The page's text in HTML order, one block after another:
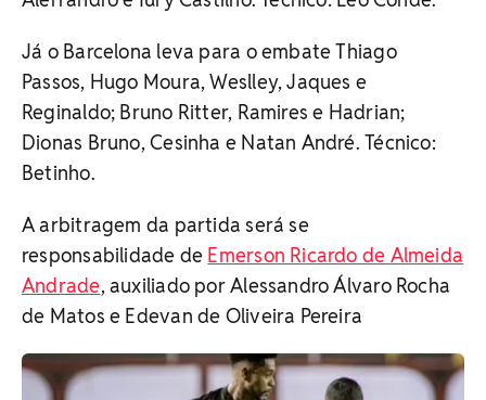
Já o Barcelona leva para o embate Thiago
Passos, Hugo Moura, Weslley, Jaques e
Reginaldo; Bruno Ritter, Ramires e Hadrian;
Dionas Bruno, Cesinha e Natan André. Técnico:
Betinho.
A arbitragem da partida será se
responsabilidade de Emerson Ricardo de Almeida
Andrade, auxiliado por Alessandro Álvaro Rocha
de Matos e Edevan de Oliveira Pereira